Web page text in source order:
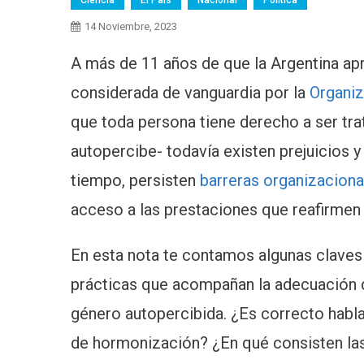
14 Noviembre, 2023
A más de 11 años de que la Argentina
considerada de vanguardia por la
que toda persona tiene derecho a ser
autopercibe- todavía existen prejuicios
tiempo, persisten barreras
acceso a las prestaciones que
En esta nota te contamos algunas
prácticas que acompañan la
género autopercibida. ¿Es correcto
de hormonización? ¿En qué consisten